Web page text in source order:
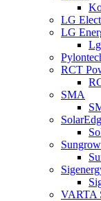
LG
LG
RCT
SMA
Sungrow
VARTA